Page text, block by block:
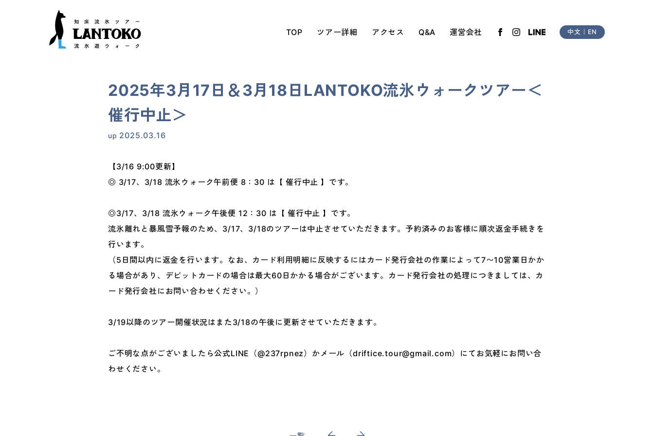
TOP ツアー詳細 アクセス Q&A 運営会社 中文 EN
2025年3月17日＆3月18日LANTOKO流氷ウォークツアー＜
催行中止＞
up 2025.03.16
【3/16 9:00更新】
◎ 3/17、3/18 流氷ウォーク午前便 8：30 は【 催行中止 】です。
◎3/17、3/18 流氷ウォーク午後便 12：30 は【 催行中止 】です。
流氷離れと暴風雪予報のため、3/17、3/18のツアーは中止させていただきます。予約済みのお客様に順次返金手続きを
行います。
（5日間以内に返金を行います。なお、カード利用明細に反映するにはカード発行会社の作業によって7〜10営業日かか
る場合があり、デビットカードの場合は最大60日かかる場合がございます。カード発行会社の処理につきましては、カ
ード発行会社にお問い合わせください。）
3/19以降のツアー開催状況はまた3/18の午後に更新させていただきます。
ご不明な点がございましたら公式LINE（@237rpnez）かメール（driftice.tour@gmail.com）にてお気軽にお問い合
わせください。